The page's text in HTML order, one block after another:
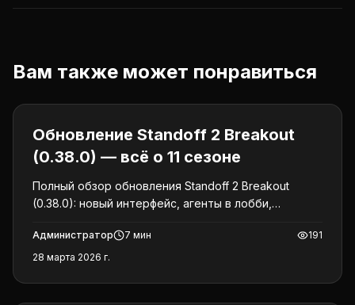
Вам также может понравиться
Standoff 2
Обновление Standoff 2 Breakout
(0.38.0) — всё о 11 сезоне
Полный обзор обновления Standoff 2 Breakout
(0.38.0): новый интерфейс, агенты в лобби,
ремастера и все изменения 11 сезона.
Администратор 7 мин
191
28 марта 2026 г.